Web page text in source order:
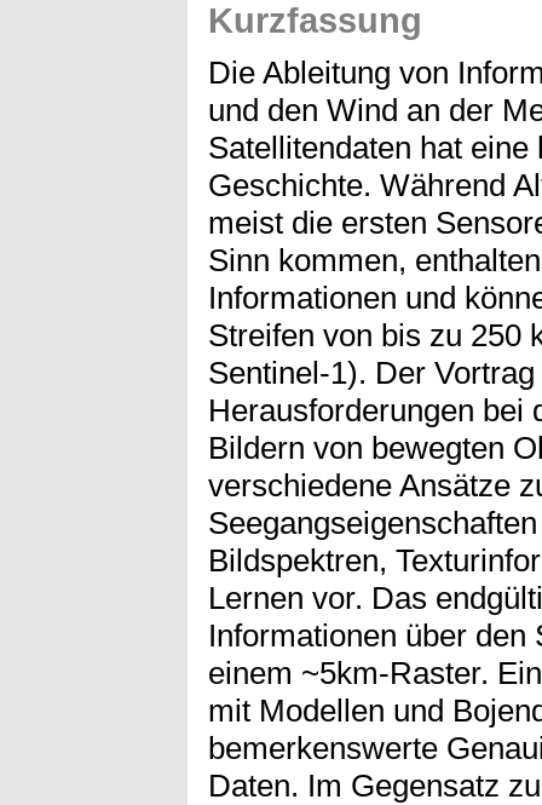
Kurzfassung
Die Ableitung von
und den Wind an der
Satellitendaten hat
Geschichte. Während
meist die ersten
Sinn kommen,
Informationen und
Streifen von bis zu 250
Sentinel-1). Der
Herausforderungen bei
Bildern von bewegten
verschiedene Ansätze
Bildspektren,
Lernen vor. Das
Informationen über
einem ~5km-Raster.
mit Modellen und
bemerkenswerte
Daten. Im Gegensatz